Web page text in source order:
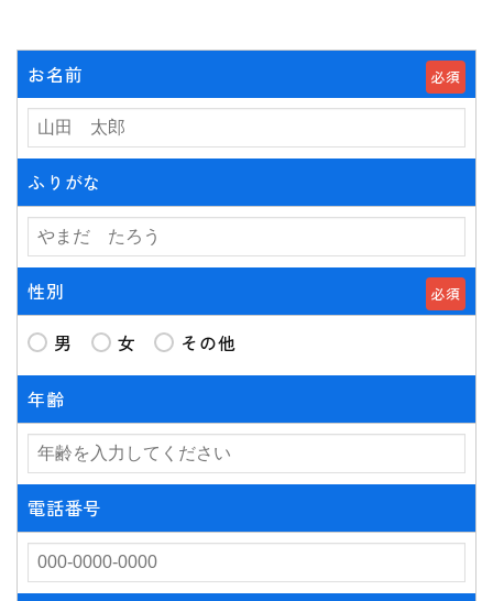
お名前 必須
ふりがな
性別 必須
男 女 その他
年齢
電話番号